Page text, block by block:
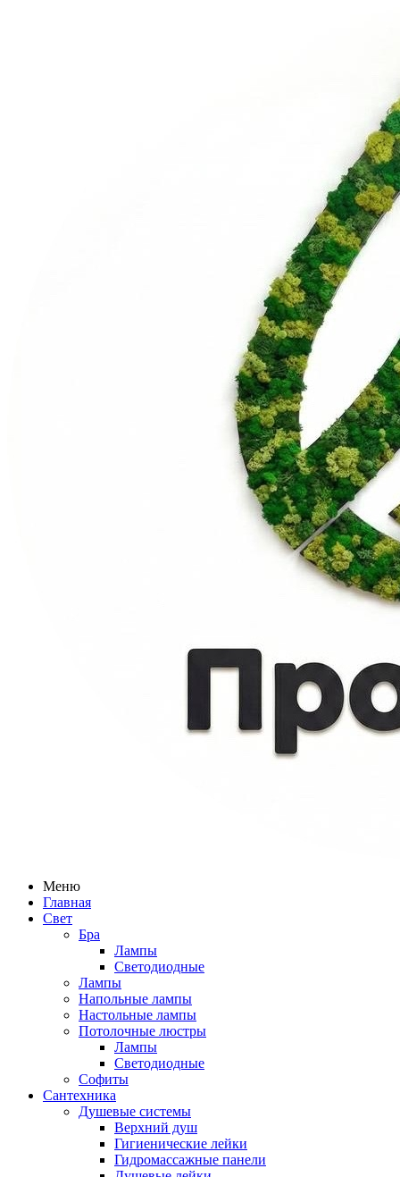
Меню
Главная
Свет
Бра
Лампы
Светодиодные
Лампы
Напольные лампы
Настольные лампы
Потолочные люстры
Лампы
Светодиодные
Софиты
Сантехника
Душевые системы
Верхний душ
Гигиенические лейки
Гидромассажные панели